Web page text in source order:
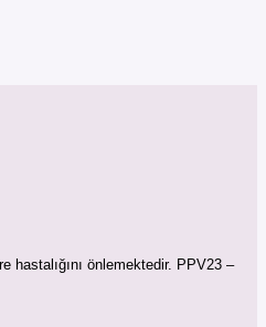
hastalığını önlemektedir. PPV23 –